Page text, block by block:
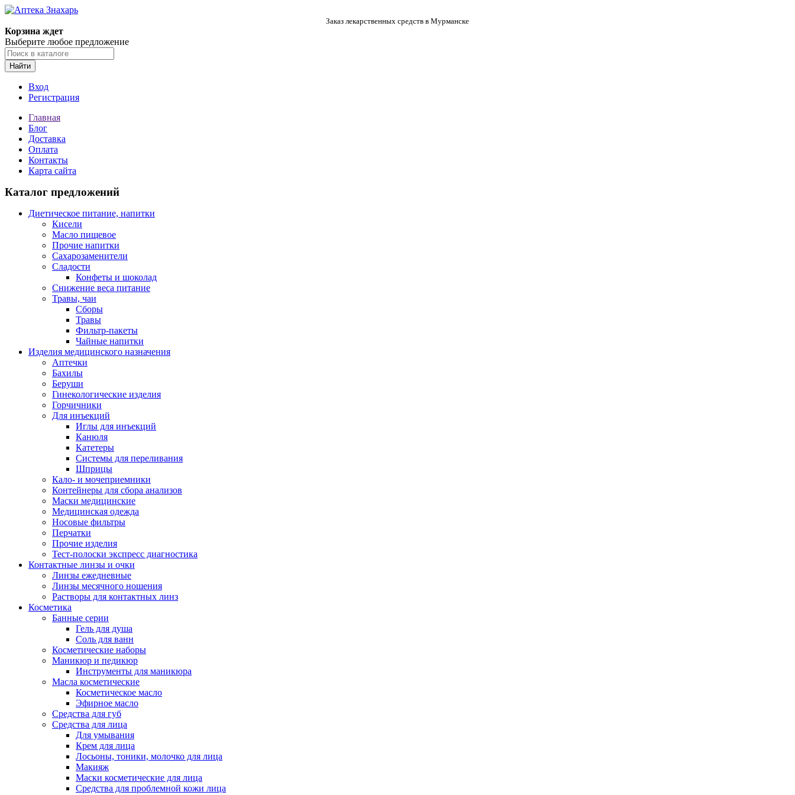
Заказ лекарственных средств в Мурманске
Корзина ждет
Выберите любое предложение
Найти
Вход
Регистрация
Главная
Блог
Доставка
Оплата
Контакты
Карта сайта
Каталог предложений
Диетическое питание, напитки
Кисели
Масло пищевое
Прочие напитки
Сахарозаменители
Сладости
Конфеты и шоколад
Снижение веса питание
Травы, чаи
Сборы
Травы
Фильтр-пакеты
Чайные напитки
Изделия медицинского назначения
Аптечки
Бахилы
Беруши
Гинекологические изделия
Горчичники
Для инъекций
Иглы для инъекций
Канюля
Катетеры
Системы для переливания
Шприцы
Кало- и мочеприемники
Контейнеры для сбора анализов
Маски медицинские
Медицинская одежда
Носовые фильтры
Перчатки
Прочие изделия
Тест-полоски экспресс диагностика
Контактные линзы и очки
Линзы ежедневные
Линзы месячного ношения
Растворы для контактных линз
Косметика
Банные серии
Гель для душа
Соль для ванн
Косметические наборы
Маникюр и педикюр
Инструменты для маникюра
Масла косметические
Косметическое масло
Эфирное масло
Средства для губ
Средства для лица
Для умывания
Крем для лица
Лосьоны, тоники, молочко для лица
Макияж
Маски косметические для лица
Средства для проблемной кожи лица